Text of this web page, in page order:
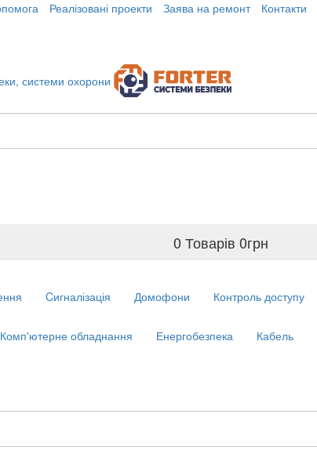
Реалізовані проекти Заява на ремонт Контакти
0 Товарів 0грн
Cигналізація Домофони Контроль доступу
Комп'ютерне обладнання Енергобезпека Кабель